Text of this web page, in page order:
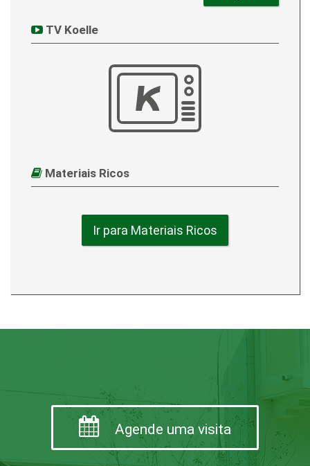
TV Koelle
Materiais Ricos
Ir para Materiais Ricos
Agende uma visita